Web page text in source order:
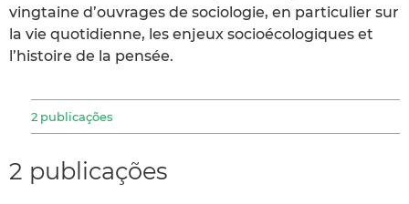
vingtaine d’ouvrages de sociologie, en particulier sur
la vie quotidienne, les enjeux socioécologiques et
l’histoire de la pensée.
2 publicações
2 publicações